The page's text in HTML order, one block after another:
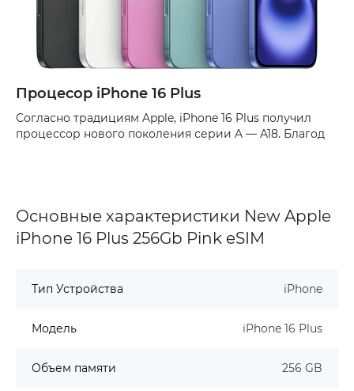
Процесор iPhone 16 Plus
Согласно традициям Apple, iPhone 16 Plus получил
процессор нового поколения серии A — A18. Благод
Основные характеристики New Apple
iPhone 16 Plus 256Gb Pink eSIM
Тип Устройства iPhone
Модель iPhone 16 Plus
Объем памяти 256 GB